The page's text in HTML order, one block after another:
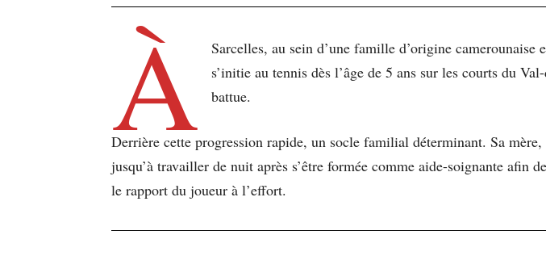
À Sarcelles, au sein d’une famille d’origine
s’initie au tennis dès l’âge de 5 ans sur les courts du
battue.
Derrière cette progression rapide, un socle familial déterminant. Sa mère,
jusqu’à travailler de nuit après s’être formée comme aide-soignante afin
le rapport du joueur à l’effort.